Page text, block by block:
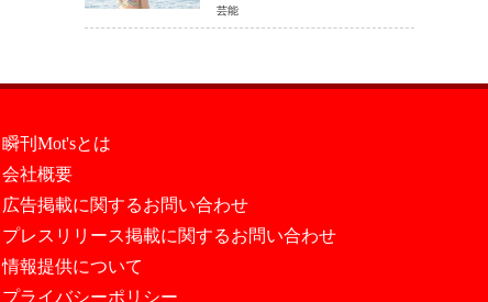
ク』発売決定 バリで魅せる
25歳の新境地
芸能
瞬刊Mot'sとは
会社概要
広告掲載に関するお問い合わせ
プレスリリース掲載に関するお問い合わせ
情報提供について
プライバシーポリシー